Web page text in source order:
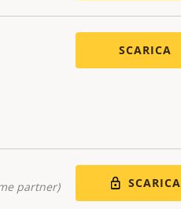
SCARICA
partner) SCARICA